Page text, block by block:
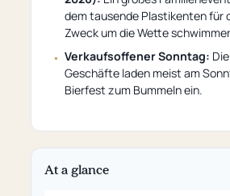
dem tausende Plastikenten für
Zweck um die Wette
Verkaufsoffener Sonntag:
Geschäfte laden meist am
Bierfest zum Bummeln ein.
At a glance